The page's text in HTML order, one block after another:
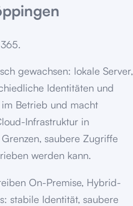
gewachsen: lokale Server,
Identitäten und
Betrieb und macht
Infrastruktur in
saubere Zugriffe
werden kann.
On-Premise, Hybrid-
stabile Identität, saubere